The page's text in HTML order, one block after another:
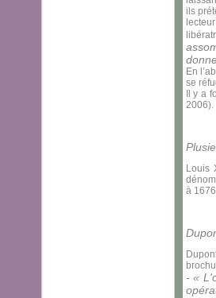
ils
En
se
Il y a
2006).
Louis
à
- «